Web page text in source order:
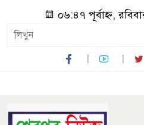
০৬:৪৭ পূর্বাহ্ন,